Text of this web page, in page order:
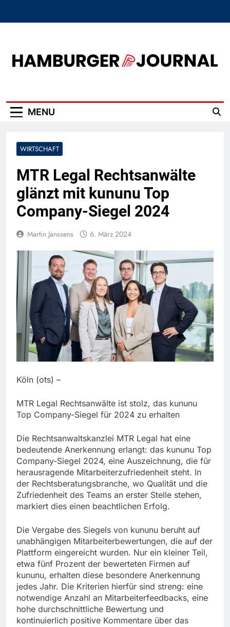
MENU
WIRTSCHAFT
MTR Legal Rechtsanwälte
glänzt mit kununu Top
Company-Siegel 2024
Martin Janssens 6. März 2024
Köln (ots) –
MTR Legal Rechtsanwälte ist stolz, das kununu
Top Company-Siegel für 2024 zu erhalten
Die Rechtsanwaltskanzlei MTR Legal hat eine
bedeutende Anerkennung erlangt: das kununu Top
Company-Siegel 2024, eine Auszeichnung, die für
herausragende Mitarbeiterzufriedenheit steht. In
der Rechtsberatungsbranche, wo Qualität und die
Zufriedenheit des Teams an erster Stelle stehen,
markiert dies einen beachtlichen Erfolg.
Die Vergabe des Siegels von kununu beruht auf
unabhängigen Mitarbeiterbewertungen, die auf der
Plattform eingereicht wurden. Nur ein kleiner Teil,
etwa fünf Prozent der bewerteten Firmen auf
kununu, erhalten diese besondere Anerkennung
jedes Jahr. Die Kriterien hierfür sind streng: eine
notwendige Anzahl an Mitarbeiterfeedbacks, eine
hohe durchschnittliche Bewertung und
kontinuierlich positive Kommentare über das